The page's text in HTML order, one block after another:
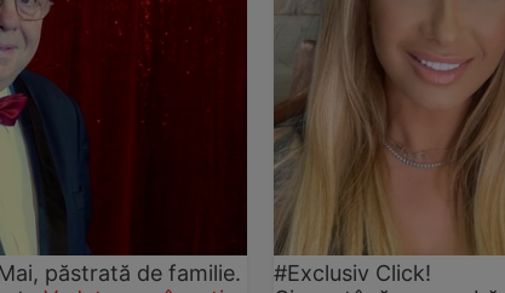
păstrată de familie.
#Exclusiv Click!